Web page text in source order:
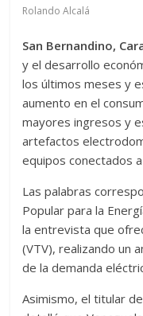
Rolando Alcalá
San Bernandino,
y el desarrollo
los últimos meses y
aumento en el
mayores ingresos y
artefactos
equipos conectados
Las palabras
Popular para la
la entrevista que
(VTV), realizando un
de la demanda
Asimismo, el titular